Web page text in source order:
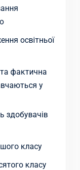
освітньої
фактична
у
здобувачів
класу
класу